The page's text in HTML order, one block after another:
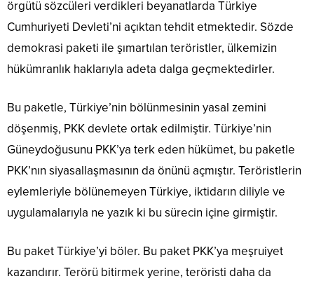
örgütü sözcüleri verdikleri beyanatlarda Türkiye
Cumhuriyeti Devleti’ni açıktan tehdit etmektedir. Sözde
demokrasi paketi ile şımartılan teröristler, ülkemizin
hükümranlık haklarıyla adeta dalga geçmektedirler.
Bu paketle, Türkiye’nin bölünmesinin yasal zemini
döşenmiş, PKK devlete ortak edilmiştir. Türkiye’nin
Güneydoğusunu PKK’ya terk eden hükümet, bu paketle
PKK’nın siyasallaşmasının da önünü açmıştır. Teröristlerin
eylemleriyle bölünemeyen Türkiye, iktidarın diliyle ve
uygulamalarıyla ne yazık ki bu sürecin içine girmiştir.
Bu paket Türkiye’yi böler. Bu paket PKK’ya meşruiyet
kazandırır. Terörü bitirmek yerine, teröristi daha da